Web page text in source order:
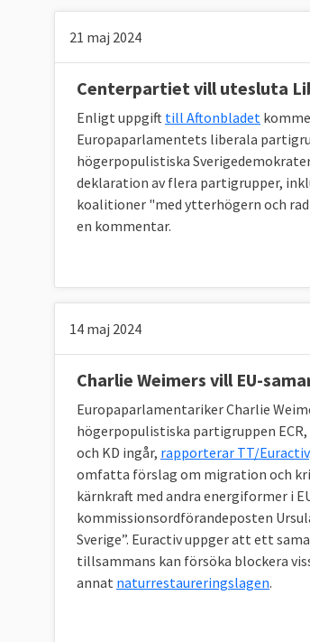
Förnya Europa | Liberaler
Liberalerna och Centerpartiet
Miljöpartiet de gröna
GUE/NGL | Vänsterpartister
Vänsterpartiet
ESN| Ytterhöger
Inga svenska partier finns med
Inga svenska partier finns med
21 maj 2024
Centerpartiet vill utesluta
Enligt uppgift till Aftonbladet
Europaparlamentets liberala
högerpopulistiska
deklaration av flera partigrupper,
koalitioner "med ytterhögern och
en kommentar.
14 maj 2024
Charlie Weimers vill EU-
Europaparlamentariker Charlie
högerpopulistiska partigruppen
och KD ingår, rapporterar TT/Euractiv
omfatta förslag om migration och
kärnkraft med andra energiformer i
kommissionsordförandeposten
Sverige”. Euractiv uppger att ett
tillsammans kan försöka blockera
annat naturrestaureringslagen.